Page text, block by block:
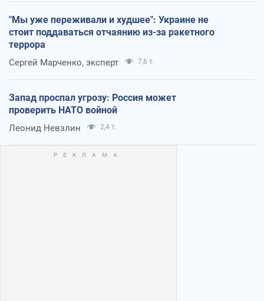
"Мы уже переживали и худшее": Украине не
стоит поддаваться отчаянию из-за ракетного
террора
Сергей Марченко, эксперт 7,6 т.
Запад проспал угрозу: Россия может
проверить НАТО войной
Леонид Невзлин 2,4 т.